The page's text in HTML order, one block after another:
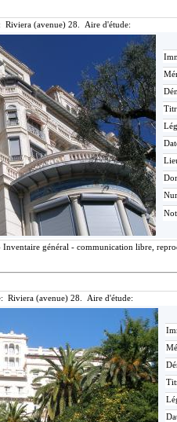
(avenue) 28. Aire d'étude:
général - communication libre,
Riviera (avenue) 28. Aire d'étude: